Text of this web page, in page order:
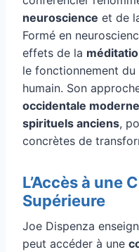
neuroscience et de
Formé en
effets de la
le fonctionnement
humain. Son
occidentale moderne
spirituels anciens,
concrètes de
L’Accès à une
Supérieure
Joe Dispenza
peut accéder à une